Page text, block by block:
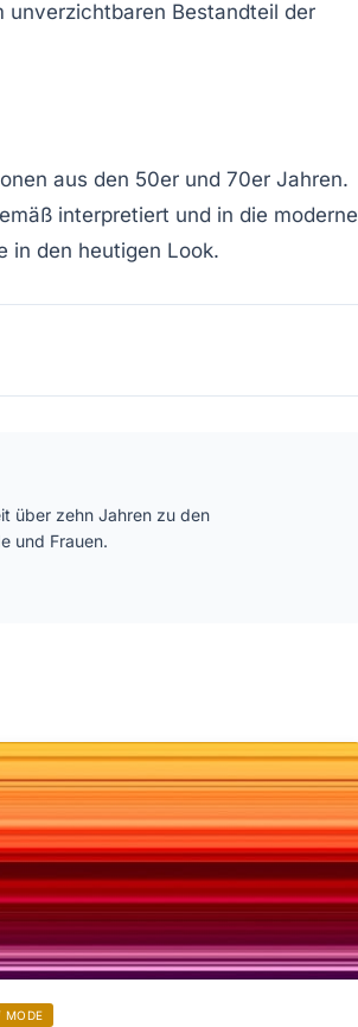
unverzichtbaren Bestandteil der
aus den 50er und 70er Jahren.
interpretiert und in die moderne
in den heutigen Look.
über zehn Jahren zu den
und Frauen.
MODE